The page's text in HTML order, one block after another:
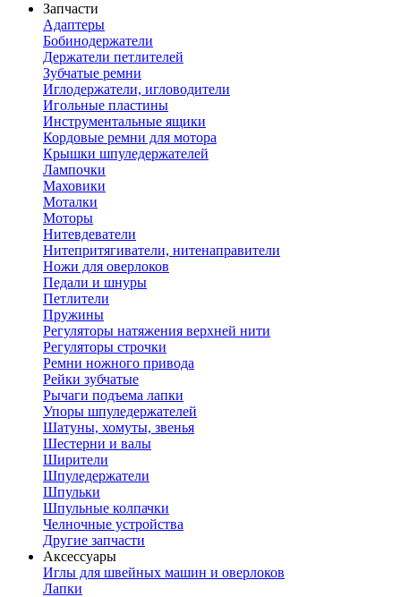
Запчасти
Адаптеры
Бобинодержатели
Держатели петлителей
Зубчатые ремни
Иглодержатели, игловодители
Игольные пластины
Инструментальные ящики
Кордовые ремни для мотора
Крышки шпуледержателей
Лампочки
Маховики
Моталки
Моторы
Нитевдеватели
Нитепритягиватели, нитенаправители
Ножи для оверлоков
Педали и шнуры
Петлители
Пружины
Регуляторы натяжения верхней нити
Регуляторы строчки
Ремни ножного привода
Рейки зубчатые
Рычаги подъема лапки
Упоры шпуледержателей
Шатуны, хомуты, звенья
Шестерни и валы
Ширители
Шпуледержатели
Шпульки
Шпульные колпачки
Челночные устройства
Другие запчасти
Аксессуары
Иглы для швейных машин и оверлоков
Лапки